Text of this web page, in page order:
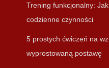
Trening funkcjonalny:
codzienne czynności
5 prostych ćwiczeń na
wyprostowaną postawę